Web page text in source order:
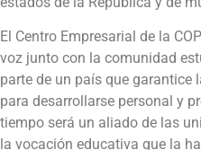
El Centro Empresarial de la
voz junto con la comunidad
parte de un país que garantice
para desarrollarse personal y
tiempo será un aliado de las
la vocación educativa que la